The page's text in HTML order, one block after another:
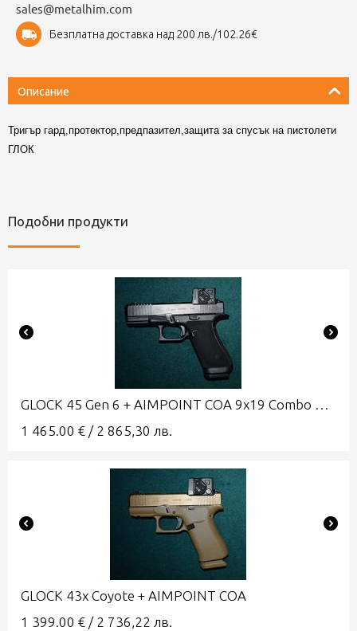
sales@metalhim.com
Безплатна доставка над 200 лв./102.26€
Описание
Тригър гард,протектор,предпазител,защита за спусък на пистолети
ГЛОК
Подобни продукти
GLOCK 45 Gen 6 + AIMPOINT COA 9x19 Combo A-CUT
1 465.00 € / 2 865,30 лв.
GLOCK 43x Coyote + AIMPOINT COA
1 399.00 € / 2 736,22 лв.